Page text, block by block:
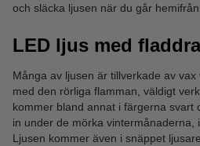
och släcka ljusen när du går
LED ljus med
Många av ljusen är tillverkade av
med den rörliga flamman, väldigt
kommer bland annat i färgerna svart
in under de mörka vintermånaderna,
Ljusen kommer även i snäppet